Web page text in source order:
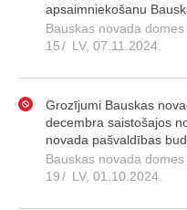
apsaimniekošanu
Bauskas novada
15/ LV, 07.11.2024.
Grozījumi Bauskas
decembra saistošajos
novada pašvaldības
Bauskas novada
19/ LV, 01.10.2024.